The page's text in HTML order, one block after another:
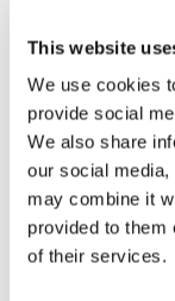
This website
We use cookies
provide social
We also share
our social
may combine it
provided to them
of their services.